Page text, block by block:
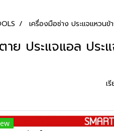
เครื่องมือช่าง ประแจแหวน
ย ประแจแอล ประ
เ